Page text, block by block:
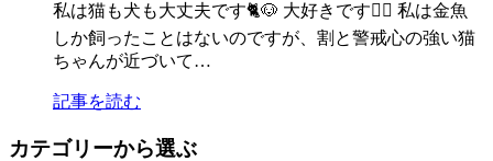
私は猫も犬も大丈夫です🐈🐶 大好きです🙆‍♀️ 私は金魚
しか飼ったことはないのですが、割と警戒心の強い猫
ちゃんが近づいて…
記事を読む
カテゴリーから選ぶ